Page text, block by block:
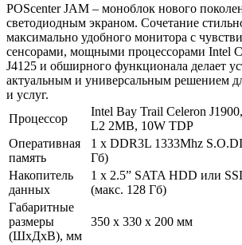
POScenter JAM – моноблок нового
светодиодным экраном. Сочетание
максимально удобного монитора с
сенсорами, мощными процессорами Intel
J4125 и обширного функционала делает
актуальным и универсальным решением
и услуг.
Процессор
Intel Bay Trail Celeron
L2 2MB, 10W TDP
Оперативная
память
1 х DDR3L 1333Mhz
Гб)
Накопитель
данных
1 х 2.5” SATA HDD или
(макс. 128 Гб)
Габаритные
размеры
(ШхДхВ), мм
350 х 330 х 200 мм